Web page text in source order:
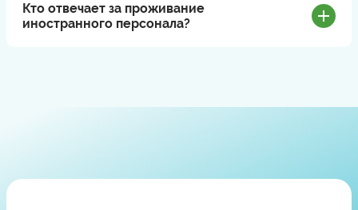
Кто отвечает за проживание
иностранного персонала?